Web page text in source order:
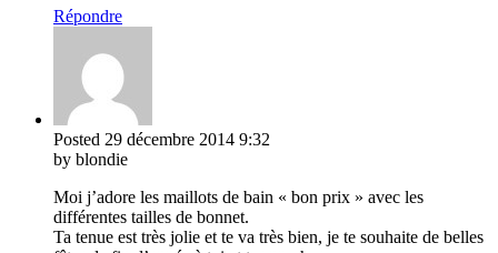
Répondre
Posted 29 décembre 2014 9:32
by blondie
Moi j’adore les maillots de bain « bon prix » avec les
différentes tailles de bonnet.
Ta tenue est très jolie et te va très bien, je te souhaite de belles